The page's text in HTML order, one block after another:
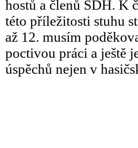
hostů a členů SDH. K
této příležitosti stuhu
až 12. musím
poctivou práci a ještě
úspěchů nejen v